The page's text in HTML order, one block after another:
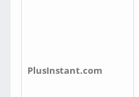
PlusInstant.com